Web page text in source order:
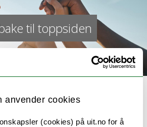
anvender cookies
(cookies) på uit.no for å
til toppsiden